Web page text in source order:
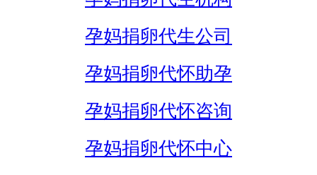
孕妈捐卵代生公司
孕妈捐卵代怀助孕
孕妈捐卵代怀咨询
孕妈捐卵代怀中心